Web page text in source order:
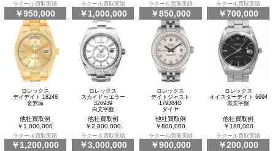
ラクール買取実績
￥950,000
ラクール買取実績
￥1,000,000
ラクール買取実績
￥850,000
ラクール買取実績
￥700,000
ロレックス
デイデイト 18248
金無垢
他社買取例
￥1,000,000
ラクール買取実績
￥1,200,000
ロレックス
スカイドゥエラー
326939
白文字盤
他社買取例
￥2,800,000
ラクール買取実績
￥3,000,000
ロレックス
デイトジャスト
179384G
ダイヤ
他社買取例
￥800,000
ラクール買取実績
￥900,000
ロレックス
オイスターデイト 6694
黒文字盤
他社買取例
￥180,000
ラクール買取実績
￥200,000